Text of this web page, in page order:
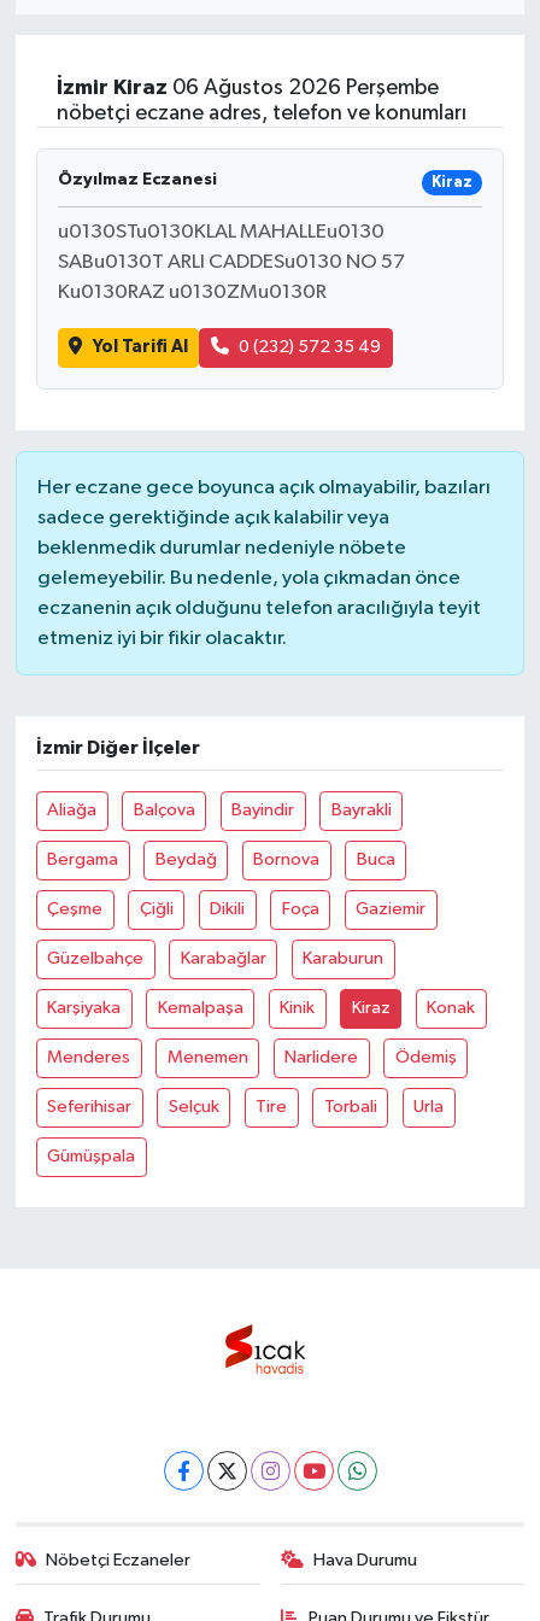
İzmir Kiraz 06 Ağustos 2026 Perşembe
nöbetçi eczane adres, telefon ve konumları
Özyılmaz Eczanesi Kiraz
u0130STu0130KLAL MAHALLEu0130
SABu0130T ARLI CADDESu0130 NO 57
Ku0130RAZ u0130ZMu0130R
Yol Tarifi Al 0 (232) 572 35 49
Her eczane gece boyunca açık olmayabilir, bazıları
sadece gerektiğinde açık kalabilir veya
beklenmedik durumlar nedeniyle nöbete
gelemeyebilir. Bu nedenle, yola çıkmadan önce
eczanenin açık olduğunu telefon aracılığıyla teyit
etmeniz iyi bir fikir olacaktır.
İzmir Diğer İlçeler
Aliağa Balçova Bayindir Bayrakli
Bergama Beydağ Bornova Buca
Çeşme Çiğli Dikili Foça Gaziemir
Güzelbahçe Karabağlar Karaburun
Karşiyaka Kemalpaşa Kinik Kiraz Konak
Menderes Menemen Narlidere Ödemiş
Seferihisar Selçuk Tire Torbali Urla
Gümüşpala
Nöbetçi Eczaneler Hava Durumu
Sağlık
Dünya
Magazin
Gündem
Kültür & Sanat
Bilim, Teknoloji